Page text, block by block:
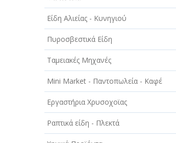
Είδη Αλιείας - Κυνηγιού
Πυροσβεστικά Είδη
Ταμειακές Μηχανές
Mini Market - Παντοπωλεία - Καφέ
Εργαστήρια Χρυσοχοϊας
Ραπτικά είδη - Πλεκτά